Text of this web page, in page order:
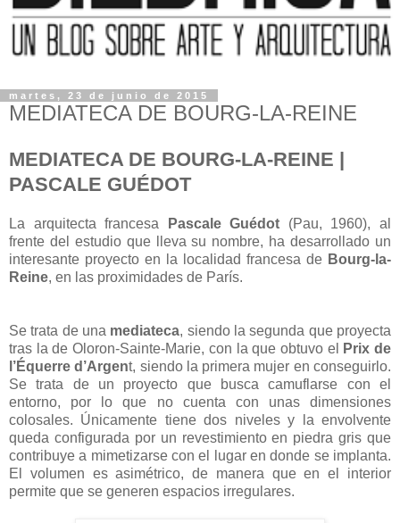
martes, 23 de junio de 2015
MEDIATECA DE BOURG-LA-REINE
MEDIATECA DE BOURG-LA-REINE |
PASCALE GUÉDOT
La arquitecta francesa Pascale Guédot (Pau, 1960), al
frente del estudio que lleva su nombre, ha desarrollado un
interesante proyecto en la localidad francesa de Bourg-la-
Reine, en las proximidades de París.
Se trata de una mediateca, siendo la segunda que proyecta
tras la de Oloron-Sainte-Marie, con la que obtuvo el
Prix de
l’Équerre d’Argent, siendo la primera mujer en conseguirlo.
Se trata de un proyecto que busca camuflarse con el
entorno, por lo que no cuenta con unas dimensiones
colosales. Únicamente tiene dos niveles y la envolvente
queda configurada por un revestimiento en piedra gris que
contribuye a mimetizarse con el lugar en donde se implanta.
El volumen es asimétrico, de manera que en el interior
permite que se generen espacios irregulares.